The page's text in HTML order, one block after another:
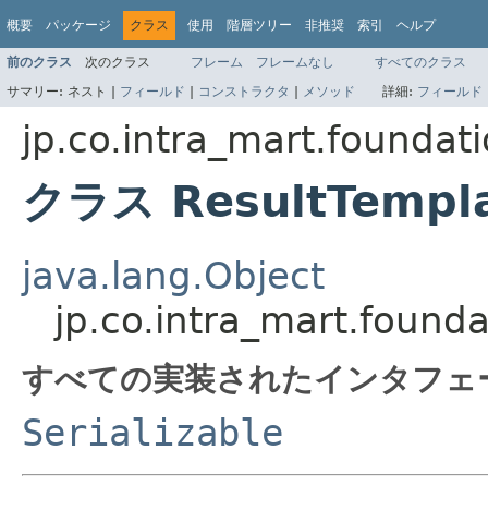
概要 パッケージ クラス 使用 階層ツリー 非推奨 索引 ヘルプ
前のクラス 次のクラス フレーム フレームなし
すべてのクラス
サマリー: ネスト | フィールド | コンストラクタ | メソッド 詳細: フィールド
クラス
java.lang.Object
すべての実装されたインタフ
Serializable